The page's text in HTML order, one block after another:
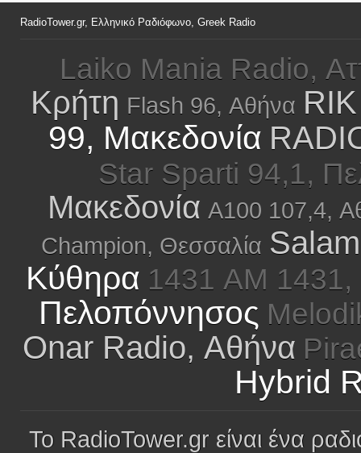
RadioTower.gr, Ελληνικό Ραδιόφωνο, Greek Radio
Laiko Mania Radio,
Κρήτη Flash 96, Αθήνα
99, Μακεδονία
Star Sparti 94,1,
Μακεδονία A100 107,4,
Champion, Θεσσαλία
Κύθηρα 1431 AM 1431,
Πελοπόννησος
Onar Radio, Αθήνα
Hybrid
Το RadioTower.gr είναι ένα